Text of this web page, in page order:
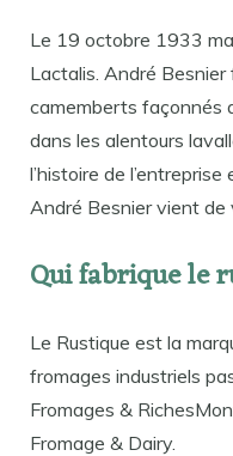
Le 19 octobre 1933
Lactalis. André
camemberts façonnés
dans les alentours
l’histoire de
André Besnier vient de
Qui fabrique le
Le Rustique est la
fromages industriels
Fromages &
Fromage & Dairy.